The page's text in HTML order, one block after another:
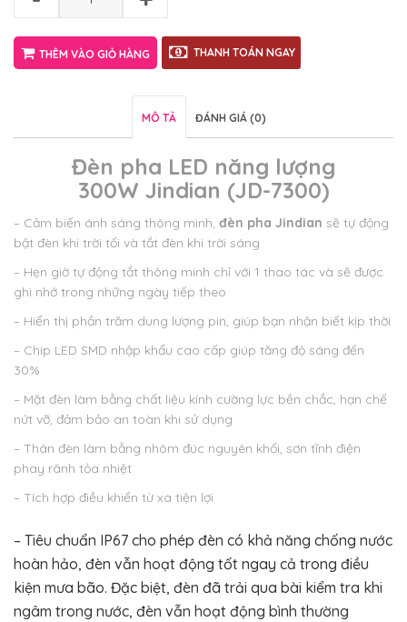
THÊM VÀO GIỎ HÀNG THANH TOÁN NGAY
MÔ TẢ ĐÁNH GIÁ (0)
Đèn pha LED năng lượng
300W Jindian (JD-7300)
– Cảm biến ánh sáng thông minh, đèn pha Jindian sẽ tự động
bật đèn khi trời tối và tắt đèn khi trời sáng
– Hẹn giờ tự động tắt thông minh chỉ với 1 thao tác và sẽ được
ghi nhớ trong những ngày tiếp theo
– Hiển thị phần trăm dung lượng pin, giúp bạn nhận biết kịp thời
– Chip LED SMD nhập khẩu cao cấp giúp tăng độ sáng đến
30%
– Mặt đèn làm bằng chất liệu kính cường lực bền chắc, hạn chế
nứt vỡ, đảm bảo an toàn khi sử dụng
– Thân đèn làm bằng nhôm đúc nguyên khối, sơn tĩnh điện
phay rãnh tỏa nhiệt
– Tích hợp điều khiển từ xa tiện lợi
– Tiêu chuẩn IP67 cho phép đèn có khả năng chống nước
hoàn hảo, đèn vẫn hoạt động tốt ngay cả trong điều
kiện mưa bão. Đặc biệt, đèn đã trải qua bài kiểm tra khi
ngâm trong nước, đèn vẫn hoạt động bình thường